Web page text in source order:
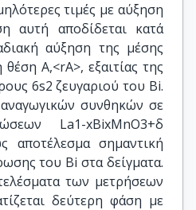
τιμές με αύξηση
αυτή αποδίδεται κατά
αύξηση της μέσης
θέση Α,<rA>, εξαιτίας της
6s2 ζευγαριού του Bi.
συνθηκών σε
La1-xBixMnO3+δ
αποτέλεσμα σημαντική
του Bi στα δείγματα.
των μετρήσεων
δεύτερη φάση με